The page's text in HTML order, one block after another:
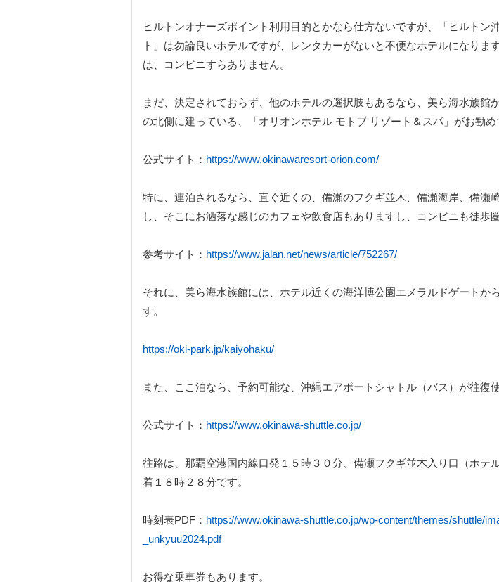
ヒルトンオナーズポイント利用目的とかなら仕方ないですが、「ヒルトン
ト」は勿論良いホテルですが、レンタカーがないと不便なホテルになりま
は、コンビニすらありません。
まだ、決定されておらず、他のホテルの選択肢もあるなら、美ら海水族館
の北側に建っている、「オリオンホテル モトブ リゾート＆スパ」がお勧め
公式サイト： https://www.okinawaresort-orion.com/
特に、連泊されるなら、直ぐ近くの、備瀬のフクギ並木、備瀬海岸、備瀬
し、そこにお洒落な感じのカフェや飲食店もありますし、コンビニも徒歩
参考サイト： https://www.jalan.net/news/article/752267/
それに、美ら海水族館には、ホテル近くの海洋博公園エメラルドゲートか
す。
https://oki-park.jp/kaiyohaku/
また、ここ泊なら、予約可能な、沖縄エアポートシャトル（バス）が往復使
公式サイト： https://www.okinawa-shuttle.co.jp/
往路は、那覇空港国内線口発１５時３０分、備瀬フクギ並木入り口（ホテ
着１８時２８分です。
時刻表PDF： https://www.okinawa-shuttle.co.jp/wp-content/themes/shuttle/
_unkyuu2024.pdf
お得な乗車券もあります。